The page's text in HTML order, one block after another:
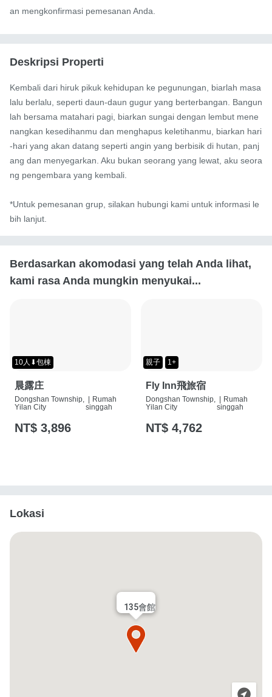
an mengkonfirmasi pemesanan Anda.
Deskripsi Properti
Kembali dari hiruk pikuk kehidupan ke pegunungan, biarlah masa
lalu berlalu, seperti daun-daun gugur yang berterbangan. Bangun
lah bersama matahari pagi, biarkan sungai dengan lembut mene
nangkan kesedihanmu dan menghapus keletihanmu, biarkan hari
-hari yang akan datang seperti angin yang berbisik di hutan, panj
ang dan menyegarkan. Aku bukan seorang yang lewat, aku seora
ng pengembara yang kembali.
*Untuk pemesanan grup, silakan hubungi kami untuk informasi le
bih lanjut.
Berdasarkan akomodasi yang telah Anda lihat,
kami rasa Anda mungkin menyukai...
10人⬇包棟
晨露庄
Dongshan Township,
Yilan City
| Rumah
singgah
NT$ 3,896
親子 1+
Fly Inn飛旅宿
Dongshan Township,
Yilan City
| Rumah
singgah
NT$ 4,762
Lokasi
135會館